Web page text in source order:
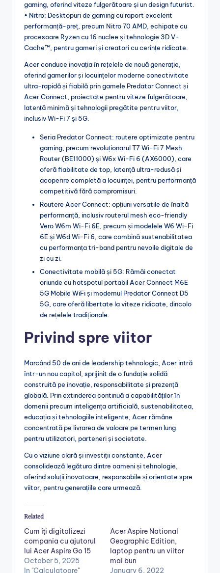
gaming, oferind viteze fulgerătoare și un design futurist.
• Nitro: Desktopuri de gaming cu raport excelent
performanță-preț, precum Nitro 70 AMD, echipate cu
procesoare Ryzen cu 16 nuclee și tehnologie 3D V-
Cache™, pentru gameri și creatori cu cerințe ridicate.
Acer conduce inovația în rețelele de nouă generație,
oferind gamerilor și locuințelor moderne conectivitate
ultra-rapidă și fiabilă prin gamele Predator Connect și
Acer Connect, proiectate pentru viteze fulgerătoare,
latență minimă și tehnologii pregătite pentru viitor,
inclusiv Wi-Fi 7 și 5G.
Seria Predator Connect: routere optimizate pentru
gaming, precum revoluționarul T7 Wi-Fi 7 Mesh
Router (BE11000) și W6x Wi-Fi 6 (AX6000), care
oferă fiabilitate de top, latență ultra-redusă și
acoperire completă a locuinței, pentru performanță
competitivă fără compromisuri.
Routere Acer Connect: opțiuni versatile de înaltă
performanță, inclusiv routerul mesh eco-friendly
Vero W6m Wi-Fi 6E, precum și modelele W6 Wi-Fi
6E și W6d Wi-Fi 6, care combină sustenabilitatea
cu performanța tri-band pentru nevoile digitale de
zi cu zi.
Conectivitate mobilă și 5G: Rămâi conectat
oriunde cu hotspotul portabil Acer Connect M6E
5G Mobile WiFi și modemul Predator Connect D5
5G, care oferă libertate la viteze ridicate, dincolo
de rețelele tradiționale.
Privind spre viitor
Marcând 50 de ani de leadership tehnologic, Acer intră
într-un nou capitol, sprijinit de o fundație solidă
construită pe inovație, responsabilitate și prezență
globală. Prin extinderea continuă a capabilităților în
domenii precum inteligența artificială, sustenabilitatea,
educația și tehnologiile inteligente, Acer rămâne
concentrată pe livrarea de valoare pe termen lung
pentru utilizatori, parteneri și societate.
Cu o viziune clară și investiții constante, Acer
consolidează legătura dintre oameni și tehnologie,
oferind soluții inovatoare, responsabile și orientate spre
viitor, pentru generațiile care urmează.
Related
Cum îți digitalizezi
compania cu ajutorul
lui Acer Aspire Go 15
October 5, 2025
In "Calculatoare"
Acer Aspire National
Geographic Edition,
laptop pentru un viitor
mai bun
January 6, 2022